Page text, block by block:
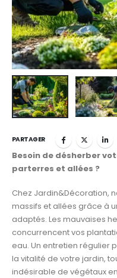
PARTAGER
Besoin de désherber
parterres et allées ?
Chez Jardin&Décoration,
massifs et allées grâce à
adaptés. Les mauvaises
concurrencent vos
eau. Un entretien régulier
la vitalité de votre jardin,
indésirable de végétaux